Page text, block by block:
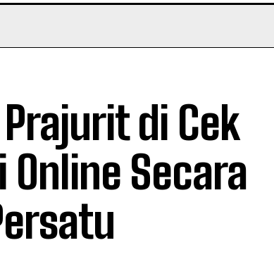
di Cek
Secara